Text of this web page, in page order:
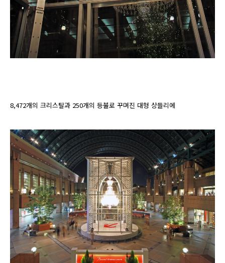
8,472개의 크리스탈과 250개의 등불로 꾸며진 대형 상들리에